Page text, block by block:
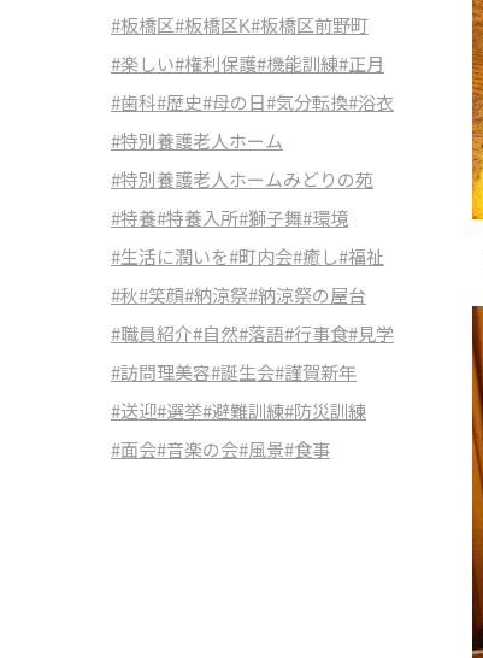
#板橋区#板橋区K#板橋区前野町
#楽しい#権利保護#機能訓練#正月
#歯科#歴史#母の日#気分転換#浴衣
#特別養護老人ホーム
#特別養護老人ホームみどりの苑
#特養#特養入所#獅子舞#環境
#生活に潤いを#町内会#癒し#福祉
#秋#笑顔#納涼祭#納涼祭の屋台
#職員紹介#自然#落語#行事食#見学
#訪問理美容#誕生会#謹賀新年
#送迎#選挙#避難訓練#防災訓練
#面会#音楽の会#風景#食事